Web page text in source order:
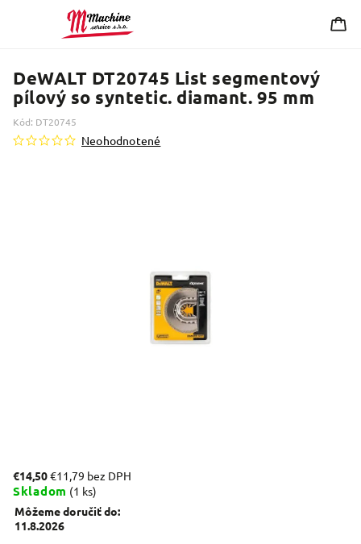
DeWALT DT20745 List segmentový
pílový so syntetic. diamant. 95 mm
Kód: DT20745
Neohodnotené
€14,50€11,79 bez DPH
Skladom (1 ks)
Môžeme doručiť do:
11.8.2026